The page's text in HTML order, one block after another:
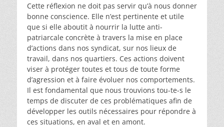
Cette réflexion ne doit pas servir qu’à nous donner
bonne conscience. Elle n’est pertinente et utile
que si elle aboutit à nourrir la lutte anti-
patriarcale concrète à travers la mise en place
d’actions dans nos syndicat, sur nos lieux de
travail, dans nos quartiers. Ces actions doivent
viser à protéger toutes et tous de toute forme
d’agression et à faire évoluer nos comportements.
Il est fondamental que nous trouvions tou-te-s le
temps de discuter de ces problématiques afin de
développer les outils nécessaires pour répondre à
ces situations, en aval et en amont.